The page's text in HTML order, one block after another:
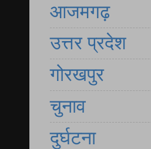
आजमगढ़
उत्तर प्रदेश
गोरखपुर
चुनाव
दुर्घटना